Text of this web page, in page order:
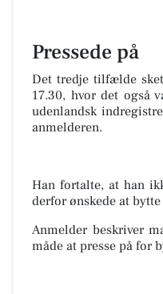
Pressede på
Det tredje tilfælde
17.30, hvor det også
udenlandsk
anmelderen.
Han fortalte, at han
derfor ønskede at
Anmelder beskriver
måde at presse på for